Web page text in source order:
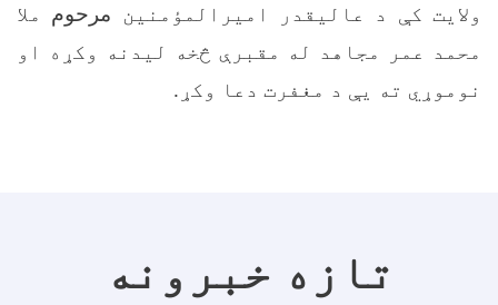
ولایت کې د عالیقدر امیرالمؤمنین مرحوم
ملا
محمد عمر مجاهد له مقبرې څخه لیدنه وکړه او
نوموړي ته يې د مغفرت دعا وکړ.
تازه خبرونه